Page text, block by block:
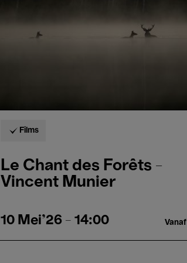
Films
Le Chant des Forêts -
Vincent Munier
10 Mei'26 - 14:00 Vanaf